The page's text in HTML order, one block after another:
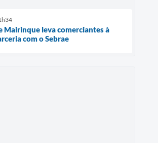
Mairinque leva comerciantes à
com o Sebrae